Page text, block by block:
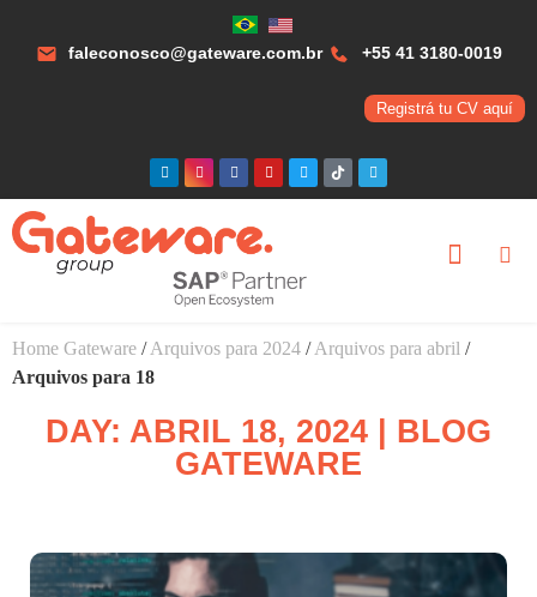
faleconosco@gateware.com.br +55 41 3180-0019
Registrá tu CV aquí
Home Gateware /Arquivos para 2024 /Arquivos para abril /
Arquivos para 18
DAY: ABRIL 18, 2024 | BLOG
GATEWARE